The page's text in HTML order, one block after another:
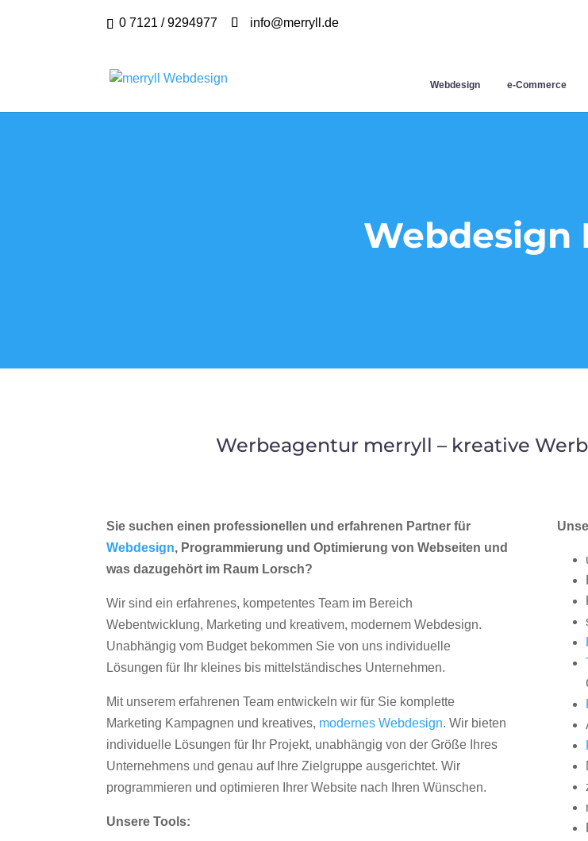
0 7121 / 9294977 info@merryll.de
Webdesign e-Commerce
Webdesign
Werbeagentur merryll – kreative
Sie suchen einen professionellen und erfahrenen Partner für
Webdesign, Programmierung und Optimierung von Webseiten und
was dazugehört im Raum Lorsch?
Wir sind ein erfahrenes, kompetentes Team im Bereich
Webentwicklung, Marketing und kreativem, modernem Webdesign.
Unabhängig vom Budget bekommen Sie von uns individuelle
Lösungen für Ihr kleines bis mittelständisches Unternehmen.
Mit unserem erfahrenen Team entwickeln wir für Sie komplette
Marketing Kampagnen und kreatives, modernes Webdesign. Wir bieten
individuelle Lösungen für Ihr Projekt, unabhängig von der Größe Ihres
Unternehmens und genau auf Ihre Zielgruppe ausgerichtet. Wir
programmieren und optimieren Ihrer Website nach Ihren Wünschen.
Unsere Tools: